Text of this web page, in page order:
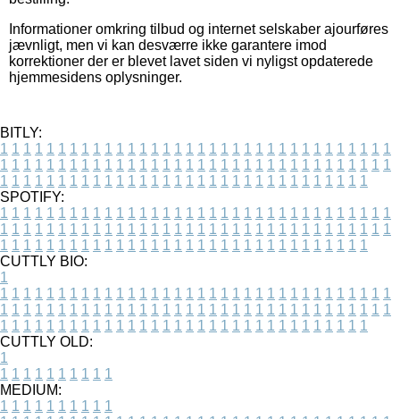
Informationer omkring tilbud og internet selskaber ajourføres
jævnligt, men vi kan desværre ikke garantere imod
korrektioner der er blevet lavet siden vi nyligst opdaterede
hjemmesidens oplysninger.
BITLY:
1 1 1 1 1 1 1 1 1 1 1 1 1 1 1 1 1 1 1 1 1 1 1 1 1 1 1 1 1 1 1 1 1 1
1 1 1 1 1 1 1 1 1 1 1 1 1 1 1 1 1 1 1 1 1 1 1 1 1 1 1 1 1 1 1 1 1 1
1 1 1 1 1 1 1 1 1 1 1 1 1 1 1 1 1 1 1 1 1 1 1 1 1 1 1 1 1 1 1 1
SPOTIFY:
1 1 1 1 1 1 1 1 1 1 1 1 1 1 1 1 1 1 1 1 1 1 1 1 1 1 1 1 1 1 1 1 1 1
1 1 1 1 1 1 1 1 1 1 1 1 1 1 1 1 1 1 1 1 1 1 1 1 1 1 1 1 1 1 1 1 1 1
1 1 1 1 1 1 1 1 1 1 1 1 1 1 1 1 1 1 1 1 1 1 1 1 1 1 1 1 1 1 1 1
CUTTLY BIO:
1
1 1 1 1 1 1 1 1 1 1 1 1 1 1 1 1 1 1 1 1 1 1 1 1 1 1 1 1 1 1 1 1 1 1
1 1 1 1 1 1 1 1 1 1 1 1 1 1 1 1 1 1 1 1 1 1 1 1 1 1 1 1 1 1 1 1 1 1
1 1 1 1 1 1 1 1 1 1 1 1 1 1 1 1 1 1 1 1 1 1 1 1 1 1 1 1 1 1 1 1
CUTTLY OLD:
1
1 1 1 1 1 1 1 1 1 1
MEDIUM:
1 1 1 1 1 1 1 1 1 1